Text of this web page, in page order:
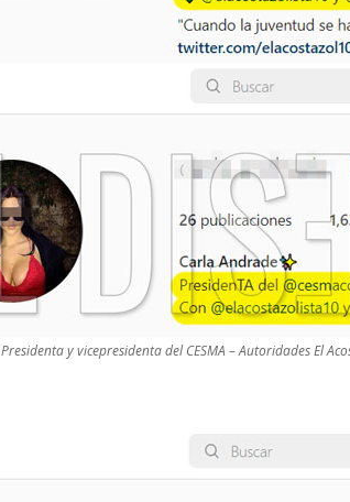
Presidenta y vicepresidenta del CESMA – Autoridades El